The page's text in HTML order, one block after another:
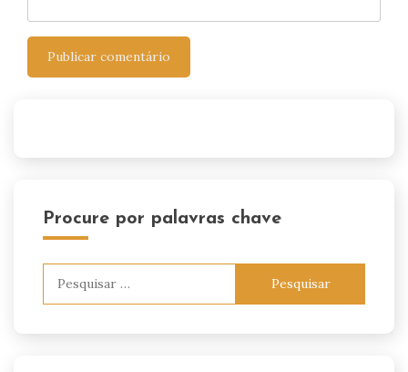
Procure por palavras chave